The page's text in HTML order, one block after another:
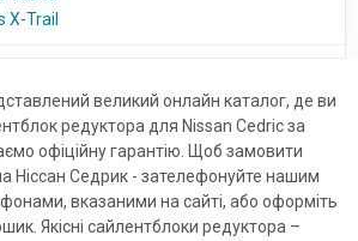
X-Trail
великий онлайн каталог, де ви
редуктора для Nissan Cedric за
офіційну гарантію. Щоб замовити
Ніссан Седрик - зателефонуйте нашим
вказаними на сайті, або оформіть
Якісні сайлентблоки редуктора –